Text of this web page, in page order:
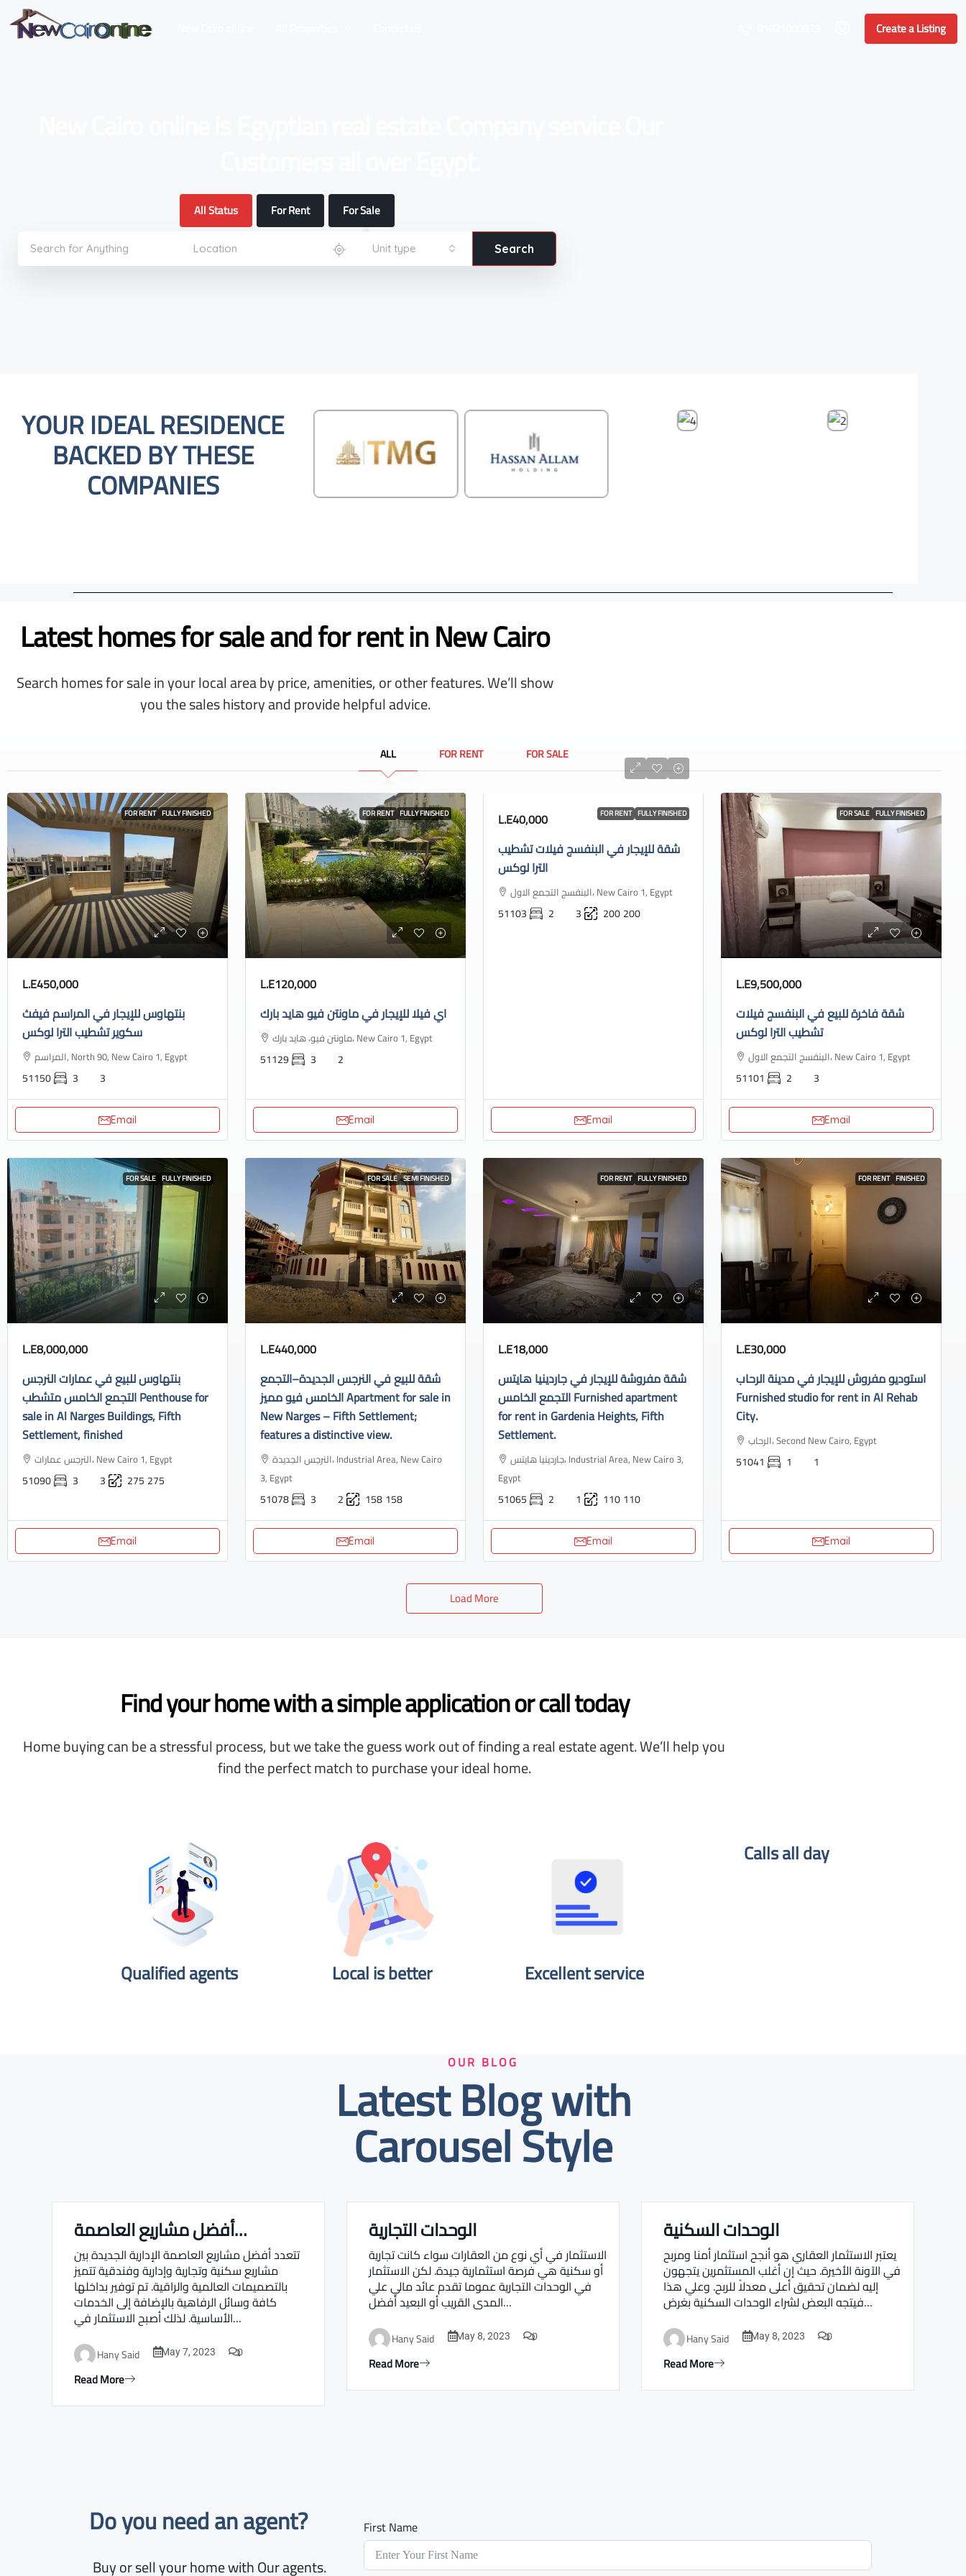
Create a Listing
All Status For Rent For Sale
Unit type Search
YOUR IDEAL RESIDENCE
BACKED BY THESE
COMPANIES
Latest homes for sale and for rent in New Cairo
Search homes for sale in your local area by price, amenities, or other features. We’ll show
you the sales history and provide helpful advice.
ALL FOR RENT FOR SALE
FOR RENT FULLY FINISHED
L.E450,000
بنتهاوس للإيجار في المراسم فيفث
سكوير تشطيب الترا لوكس
المراسم, North 90, New Cairo 1, Egypt
51150 3 3
Email
FOR RENT FULLY FINISHED
L.E120,000
اي فيلا للإيجار في ماونتن فيو هايد بارك
ماونتن فيو، هايد بارك، New Cairo 1, Egypt
51129 3 2
Email
FOR RENT FULLY FINISHED
L.E40,000
شقة للإيجار في البنفسج فيلات تشطيب
الترا لوكس
البنفسج التجمع الاول، New Cairo 1, Egypt
51103 2 3 200200
Email
FOR SALE FULLY FINISHED
L.E9,500,000
شقة فاخرة للبيع في البنفسج فيلات
تشطيب الترا لوكس
البنفسج التجمع الاول، New Cairo 1, Egypt
51101 2 3
Email
FOR SALE FULLY FINISHED
L.E8,000,000
بنتهاوس للبيع في عمارات النرجس
التجمع الخامس متشطب Penthouse for
sale in Al Narges Buildings, Fifth
Settlement, finished
النرجس عمارات، New Cairo 1, Egypt
51090 3 3 275 275
Email
FOR SALE SEMI FINISHED
L.E440,000
شقة للبيع في النرجس الجديدة–التجمع
الخامس فيو مميز Apartment for sale in
New Narges – Fifth Settlement;
features a distinctive view.
النرجس الجديدة، Industrial Area, New Cairo
3, Egypt
51078 3 2 158158
Email
FOR RENT FULLY FINISHED
L.E18,000
شقة مفروشة للإيجار في جاردينيا هايتس
التجمع الخامس Furnished apartment
for rent in Gardenia Heights, Fifth
Settlement.
جاردينيا هايتس، Industrial Area, New Cairo 3,
Egypt
51065 2 1 110110
Email
FOR RENT FINISHED
L.E30,000
استوديو مفروش للإيجار في مدينة الرحاب
Furnished studio for rent in Al Rehab
City.
الرحاب، Second New Cairo, Egypt
51041 1 1
Email
Load More
Find your home with a simple application or call today
Home buying can be a stressful process, but we take the guess work out of finding a real estate agent. We’ll help you
find the perfect match to purchase your ideal home.
Qualified agents​ Local is better​ Excellent service
Calls all day
OUR BLOG
Latest Blog with
Carousel Style
Real estate Estate ville أفضل مشاريع العاصمة…
تتعدد أفضل مشاريع العاصمة الإدارية الجديدة بين
مشاريع سكنية وتجارية وإدارية وفندقية تتميز
بالتصميمات العالمية والراقية. تم توفير بداخلها
كافة وسائل الرفاهية بالإضافة إلى الخدمات
الأساسية. لذلك أصبح الاستثمار في…
Hany Said May 7, 2023 0
Read More
Real estate Estate ville
الوحدات التجارية
الاستثمار في أي نوع من العقارات سواء كانت تجارية
أو سكنية هي فرصة استثمارية جيدة. لكن الاستثمار
في الوحدات التجارية عموما تقدم عائد مالي علي
المدى القريب أو البعيد أفضل…
Hany Said May 8, 2023 0
Read More
Real estate Estate ville
الوحدات السكنية
يعتبر الاستثمار العقاري هو أنجح استثمار أمنا ومربح
في الآونة الأخيرة. حيث إن أغلب المستثمرين يتجهون
إليه لضمان تحقيق أعلى معدلاً للربح. وعلي هذا
فيتجه البعض لشراء الوحدات السكنية بغرض…
Hany Said May 8, 2023 0
Read More
Do you need an agent?​
Buy or sell your home with Our agents.
First Name